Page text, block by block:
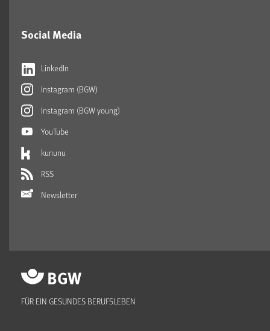
Social Media
LinkedIn
Instagram (BGW)
Instagram (BGW young)
YouTube
kununu
RSS
Newsletter
FÜR EIN GESUNDES BERUFSLEBEN